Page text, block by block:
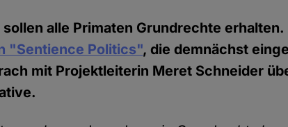
alle Primaten Grundrechte
"Sentience Politics", die demnächst
mit Projektleiterin Meret Schneider